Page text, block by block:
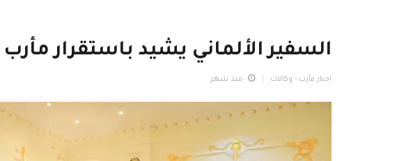
السفير الألماني يشيد باستقرار
اخبار مأرب - وكالات منذ شهر